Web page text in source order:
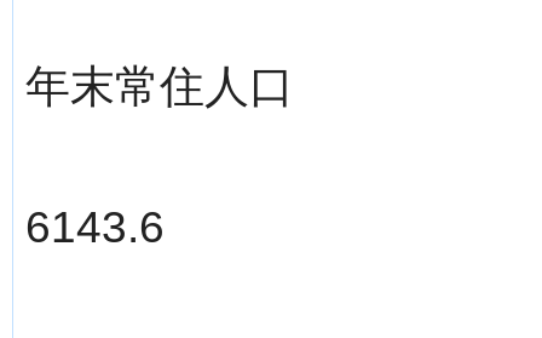
年末常住人口
6143.6